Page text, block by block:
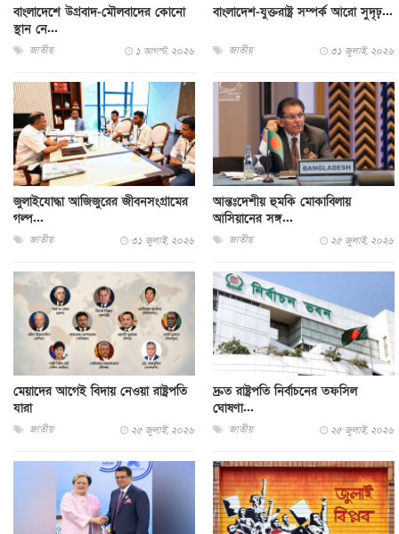
বাংলাদেশে উগ্রবাদ-মৌলবাদের কোনো
স্থান নে...
জাতীয় ১ আগস্ট, ২০২৬
বাংলাদেশ-যুক্তরাষ্ট্র সম্পর্ক আরো সুদৃঢ়...
জাতীয় ৩১ জুলাই, ২০২৬
জুলাইযোদ্ধা আজিজুরের জীবনসংগ্রামের
গল্প...
জাতীয় ৩১ জুলাই, ২০২৬
আন্তঃদেশীয় হুমকি মোকাবিলায়
আসিয়ানের সঙ্গ...
জাতীয় ২৫ জুলাই, ২০২৬
মেয়াদের আগেই বিদায় নেওয়া রাষ্ট্রপতি
যারা
জাতীয় ২৫ জুলাই, ২০২৬
দ্রুত রাষ্ট্রপতি নির্বাচনের তফসিল
ঘোষণা...
জাতীয় ২৫ জুলাই, ২০২৬